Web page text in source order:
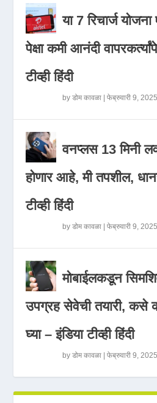
या 7 रिचार्ज
पेक्षा कमी आनंदी
टीव्ही हिंदी
byडोम कावळा |फेब्रुवारी 9, 2025
वनप्लस 13 मिनी
होणार आहे, मी तपशील,
टीव्ही हिंदी
byडोम कावळा |फेब्रुवारी 9, 2025
मोबाईलकडून
उपग्रह सेवेची तयारी, कसे
घ्या – इंडिया टीव्ही हिंदी
byडोम कावळा |फेब्रुवारी 9, 2025